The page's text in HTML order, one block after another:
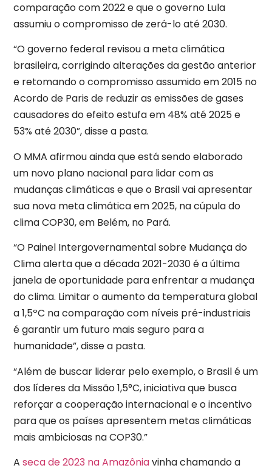
comparação com 2022 e que o governo Lula
assumiu o compromisso de zerá-lo até 2030.
“O governo federal revisou a meta climática
brasileira, corrigindo alterações da gestão anterior
e retomando o compromisso assumido em 2015 no
Acordo de Paris de reduzir as emissões de gases
causadores do efeito estufa em 48% até 2025 e
53% até 2030”, disse a pasta.
O MMA afirmou ainda que está sendo elaborado
um novo plano nacional para lidar com as
mudanças climáticas e que o Brasil vai apresentar
sua nova meta climática em 2025, na cúpula do
clima COP30, em Belém, no Pará.
“O Painel Intergovernamental sobre Mudança do
Clima alerta que a década 2021-2030 é a última
janela de oportunidade para enfrentar a mudança
do clima. Limitar o aumento da temperatura global
a 1,5ºC na comparação com níveis pré-industriais
é garantir um futuro mais seguro para a
humanidade”, disse a pasta.
“Além de buscar liderar pelo exemplo, o Brasil é um
dos líderes da Missão 1,5°C, iniciativa que busca
reforçar a cooperação internacional e o incentivo
para que os países apresentem metas climáticas
mais ambiciosas na COP30.”
A seca de 2023 na Amazôniavinha chamando a